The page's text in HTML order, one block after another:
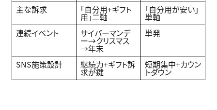
主な訴求
「自分用+ギフト
用」二軸
「自分用が安い」
単軸
連続イベント
サイバーマンデ
ー→クリスマス
→年末
単発
SNS施策設計 継続力+ギフト訴
求が鍵
短期集中+カウン
トダウン